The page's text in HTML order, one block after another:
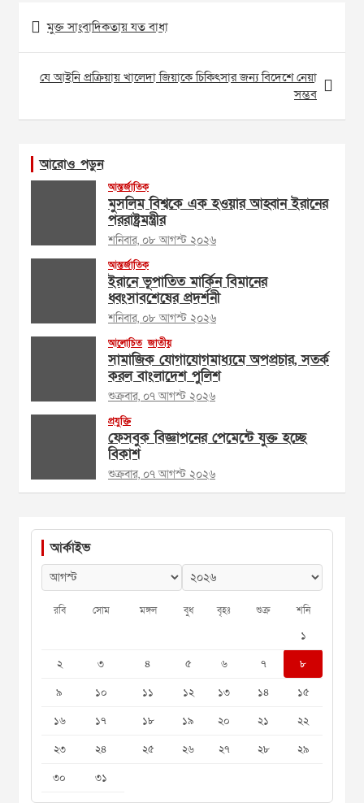
Post
navigation
মুক্ত সাংবাদিকতায় যত বাধা
যে আইনি প্রক্রিয়ায় খালেদা জিয়াকে চিকিৎসার জন্য বিদেশে নেয়া
সম্ভব
আরোও পড়ুন
আন্তর্জাতিক
মুসলিম বিশ্বকে এক হওয়ার আহ্বান ইরানের
পররাষ্ট্রমন্ত্রীর
শনিবার, ০৮ আগস্ট ২০২৬
আন্তর্জাতিক
ইরানে ভূপাতিত মার্কিন বিমানের
ধ্বংসাবশেষের প্রদর্শনী
শনিবার, ০৮ আগস্ট ২০২৬
আলোচিত জাতীয়
সামাজিক যোগাযোগমাধ্যমে অপপ্রচার, সতর্ক
করল বাংলাদেশ পুলিশ
শুক্রবার, ০৭ আগস্ট ২০২৬
প্রযুক্তি
ফেসবুক বিজ্ঞাপনের পেমেন্টে যুক্ত হচ্ছে
বিকাশ
শুক্রবার, ০৭ আগস্ট ২০২৬
আর্কাইভ
রবি সোম মঙ্গল বুধ বৃহঃ শুক্র শনি
১
২
৩ ৪ ৫ ৬ ৭
৮
৯
১০ ১১ ১২ ১৩ ১৪
১৫
১৬
১৭ ১৮ ১৯ ২০ ২১
২২
২৩
২৪ ২৫ ২৬ ২৭ ২৮
২৯
৩০
৩১